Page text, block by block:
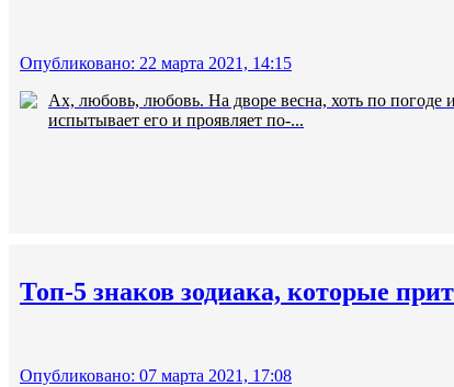
Опубликовано: 22 марта 2021, 14:15
Ах, любовь, любовь. На дворе весна, хоть по
испытывает его и проявляет по-...
Топ-5 знаков зодиака, которые
Опубликовано: 07 марта 2021, 17:08